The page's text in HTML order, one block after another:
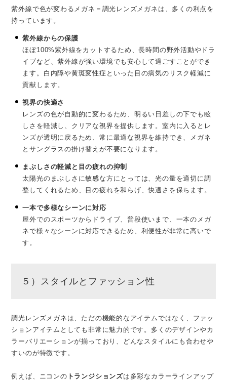
紫外線で色が変わるメガネ＝調光レンズメガネは、多くの利点を
持っています。
紫外線からの保護
ほぼ100%紫外線をカットするため、長時間の野外活動やドラ
イブなど、紫外線が強い環境でも安心して過ごすことができ
ます。白内障や黄斑変性症といった目の病気のリスク軽減に
貢献します。
視界の快適さ
レンズの色が自動的に変わるため、明るい日差しの下でも眩
しさを軽減し、クリアな視界を提供します。室内に入るとレ
ンズが透明に戻るため、常に最適な視界を維持でき、メガネ
とサングラスの掛け替えが不要になります。
まぶしさの軽減と目の疲れの抑制
太陽光のまぶしさに敏感な方にとっては、光の量を適切に調
整してくれるため、目の疲れを和らげ、快適さを保ちます。
一本で多様なシーンに対応
屋外でのスポーツからドライブ、普段使いまで、一本のメガ
ネで様々なシーンに対応できるため、利便性が非常に高いで
す。
５）スタイルとファッション性
調光レンズメガネは、ただの機能的なアイテムではなく、ファッ
ションアイテムとしても非常に魅力的です。多くのデザインやカ
ラーバリエーションが揃っており、どんなスタイルにも合わせや
すいのが特徴です。
例えば、ニコンの トランジションズは多彩なカラーラインアップ